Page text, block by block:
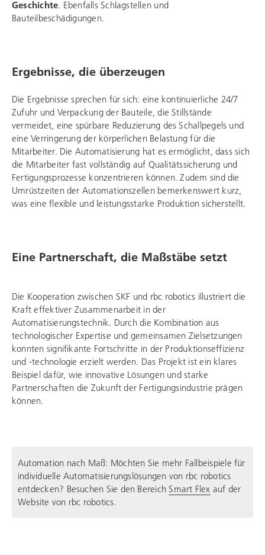
Geschichte. Ebenfalls Schlagstellen und
Bauteilbeschädigungen.
Ergebnisse, die überzeugen
Die Ergebnisse sprechen für sich: eine kontinuierliche 24/7
Zufuhr und Verpackung der Bauteile, die Stillstände
vermeidet, eine spürbare Reduzierung des Schallpegels und
eine Verringerung der körperlichen Belastung für die
Mitarbeiter. Die Automatisierung hat es ermöglicht, dass sich
die Mitarbeiter fast vollständig auf Qualitätssicherung und
Fertigungsprozesse konzentrieren können. Zudem sind die
Umrüstzeiten der Automationszellen bemerkenswert kurz,
was eine flexible und leistungsstarke Produktion sicherstellt.
Eine Partnerschaft, die Maßstäbe setzt
Die Kooperation zwischen SKF und rbc robotics illustriert die
Kraft effektiver Zusammenarbeit in der
Automatisierungstechnik. Durch die Kombination aus
technologischer Expertise und gemeinsamen Zielsetzungen
konnten signifikante Fortschritte in der Produktionseffizienz
und -technologie erzielt werden. Das Projekt ist ein klares
Beispiel dafür, wie innovative Lösungen und starke
Partnerschaften die Zukunft der Fertigungsindustrie prägen
können.
Automation nach Maß: Möchten Sie mehr Fallbeispiele für
individuelle Automatisierungslösungen von rbc robotics
entdecken? Besuchen Sie den Bereich Smart Flex auf der
Website von rbc robotics.